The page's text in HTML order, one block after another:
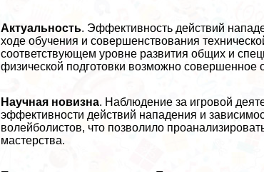
Актуальность. Эффективность действий
ходе обучения и совершенствования
соответствующем уровне развития общих и
физической подготовки возможно совершенное
Научная новизна. Наблюдение за игровой
эффективности действий нападения и
волейболистов, что позволило
мастерства.